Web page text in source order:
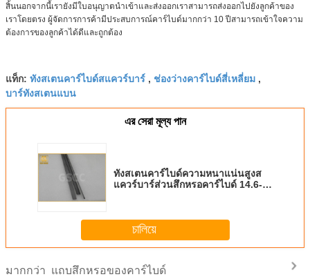
สิ้นนอกจากนี้เรายังมีใบอนุญาตนำเข้าและส่งออกเราสามารถส่งออกไปยังลูกค้าของ
เราโดยตรง ผู้จัดการการค้ามีประสบการณ์คาร์ไบด์มากกว่า 10 ปีสามารถเข้าใจความ
ต้องการของลูกค้าได้ดีและถูกต้อง
แท็ก: ทังสเตนคาร์ไบด์สแควร์บาร์ , ช่องว่างคาร์ไบด์สี่เหลี่ยม ,
บาร์ทังสเตนแบน
এর সেরা মূল্য পান
ทังสเตนคาร์ไบด์ความหนาแน่นสูงส
แควร์บาร์ส่วนสึกหรอคาร์ไบด์ 14.6-
চালিয়ে
มากกว่า แถบสึกหรอของคาร์ไบด์